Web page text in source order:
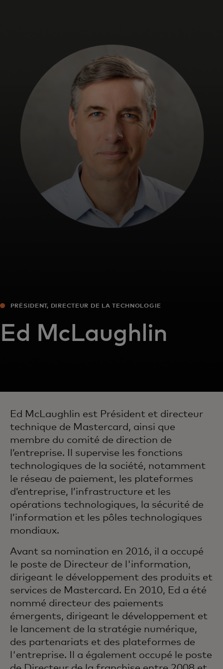
Pour les professionnels
Pour le monde
Pour les innovateurs
Actualités et tendances
PRÉSIDENT, DIRECTEUR DE LA TECHNOLOGIE
Ed McLaughlin
Ed McLaughlin est Président et directeur
technique de Mastercard, ainsi que
membre du comité de direction de
l’entreprise. Il supervise les fonctions
technologiques de la société, notamment
le réseau de paiement, les plateformes
d’entreprise, l’infrastructure et les
opérations technologiques, la sécurité de
l’information et les pôles technologiques
mondiaux.
Avant sa nomination en 2016, il a occupé
le poste de Directeur de l'information,
dirigeant le développement des produits et
services de Mastercard. En 2010, Ed a été
nommé directeur des paiements
émergents, dirigeant le développement et
le lancement de la stratégie numérique,
des partenariats et des plateformes de
l'entreprise. Il a également occupé le poste